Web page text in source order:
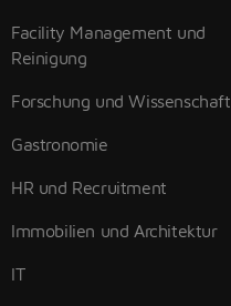
Facility Management und
Reinigung
Forschung und Wissenschaft
Gastronomie
HR und Recruitment
Immobilien und Architektur
IT